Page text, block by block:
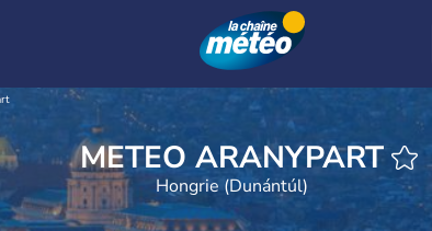
METEO ARANYPART
Hongrie (Dunántúl)